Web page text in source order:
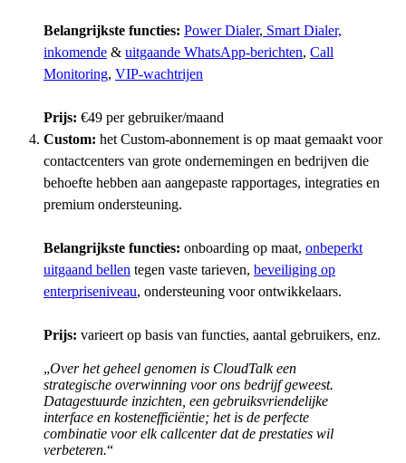
Belangrijkste functies: Power Dialer, Smart Dialer,
inkomende & uitgaande WhatsApp-berichten, Call
Monitoring, VIP-wachtrijen
Prijs: €49 per gebruiker/maand
Custom: het Custom-abonnement is op maat gemaakt voor
contactcenters van grote ondernemingen en bedrijven die
behoefte hebben aan aangepaste rapportages, integraties en
premium ondersteuning.
Belangrijkste functies: onboarding op maat, onbeperkt
uitgaand bellen tegen vaste tarieven, beveiliging op
enterpriseniveau, ondersteuning voor ontwikkelaars.
Prijs: varieert op basis van functies, aantal gebruikers, enz.
„Over het geheel genomen is CloudTalk een
strategische overwinning voor ons bedrijf geweest.
Datagestuurde inzichten, een gebruiksvriendelijke
interface en kostenefficiëntie; het is de perfecte
combinatie voor elk callcenter dat de prestaties wil
verbeteren.“